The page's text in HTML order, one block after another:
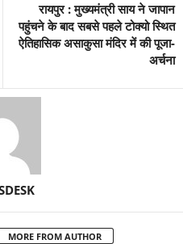
रायपुर : मुख्यमंत्री साय ने जापान
पहुंचने के बाद सबसे पहले टोक्यो स्थित
ऐतिहासिक असाकुसा मंदिर में की पूजा-
अर्चना
MORE FROM AUTHOR